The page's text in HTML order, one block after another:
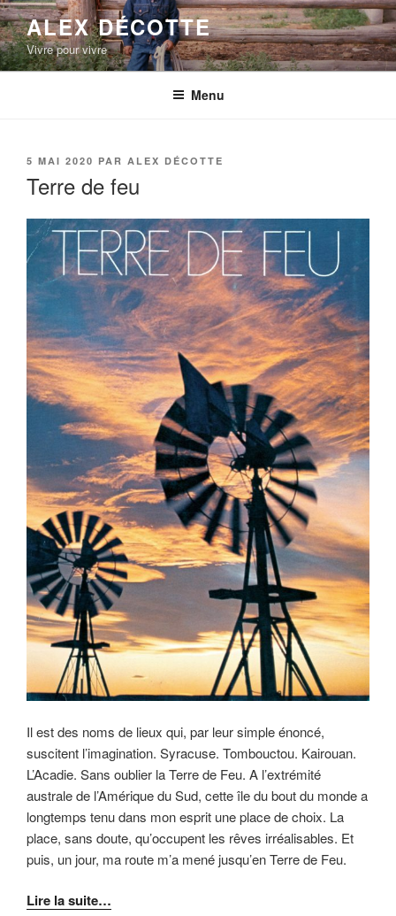
Aller
au
contenu
principal
ALEX DÉCOTTE
Vivre pour vivre
Menu
PUBLIÉ
5 MAI 2020 PAR ALEX DÉCOTTE
Terre de feu
Il est des noms de lieux qui, par leur simple énoncé,
suscitent l’imagination. Syracuse. Tombouctou. Kairouan.
L’Acadie. Sans oublier la Terre de Feu. A l’extrémité
australe de l’Amérique du Sud, cette île du bout du monde a
longtemps tenu dans mon esprit une place de choix. La
place, sans doute, qu’occupent les rêves irréalisables. Et
puis, un jour, ma route m’a mené jusqu’en Terre de Feu.
Lire la suite…